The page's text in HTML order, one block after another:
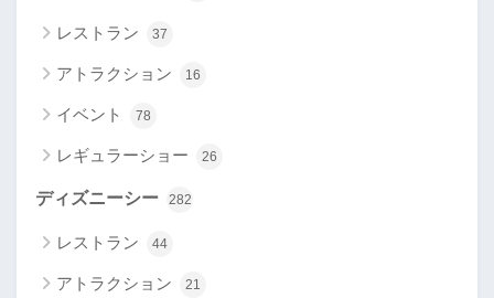
レストラン 37
アトラクション 16
イベント 78
レギュラーショー 26
ディズニーシー 282
レストラン 44
アトラクション 21